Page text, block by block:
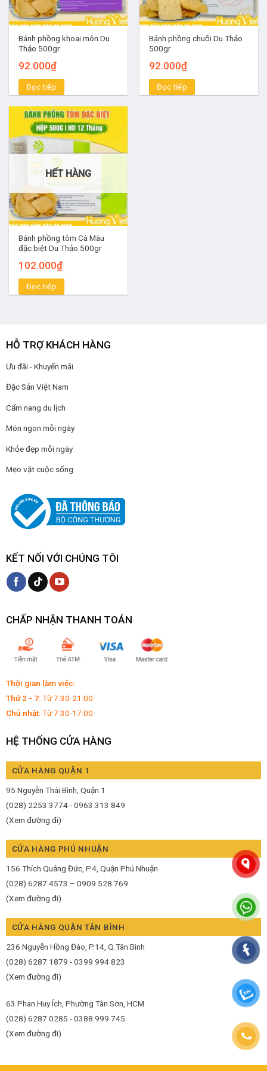
Bánh phồng khoai môn Du
Thảo 500gr
92.000₫
Đọc tiếp
Bánh phồng chuối Du Thảo
500gr
92.000₫
Đọc tiếp
HẾT HÀNG
Bánh phồng tôm Cà Màu
đặc biệt Du Thảo 500gr
102.000₫
Đọc tiếp
HỖ TRỢ KHÁCH HÀNG
Ưu đãi - Khuyến mãi
Đặc Sản Việt Nam
Cẩm nang du lịch
Món ngon mỗi ngày
Khỏe đẹp mỗi ngày
Mẹo vặt cuộc sống
KẾT NỐI VỚI CHÚNG TÔI
CHẤP NHẬN THANH TOÁN
Thời gian làm việc:
Thứ 2 - 7:Từ 7:30-21:00
Chủ nhật:Từ 7:30-17:00
HỆ THỐNG CỬA HÀNG
CỬA HÀNG QUẬN 1
95 Nguyễn Thái Bình, Quận 1
(028) 2253 3774 - 0963 313 849
(Xem đường đi)
CỬA HÀNG PHÚ NHUẬN
156 Thích Quảng Đức, P.4, Quận Phú Nhuận
(028) 6287 4573 – 0909 528 769
(Xem đường đi)
CỬA HÀNG QUẬN TÂN BÌNH
236 Nguyễn Hồng Đào, P.14, Q.Tân Bình
(028) 6287 1879 - 0399 994 823
(Xem đường đi)
63 Phan Huy Ích, Phường Tân Sơn, HCM
(028) 6287 0285 - 0388 999 745
(Xem đường đi)